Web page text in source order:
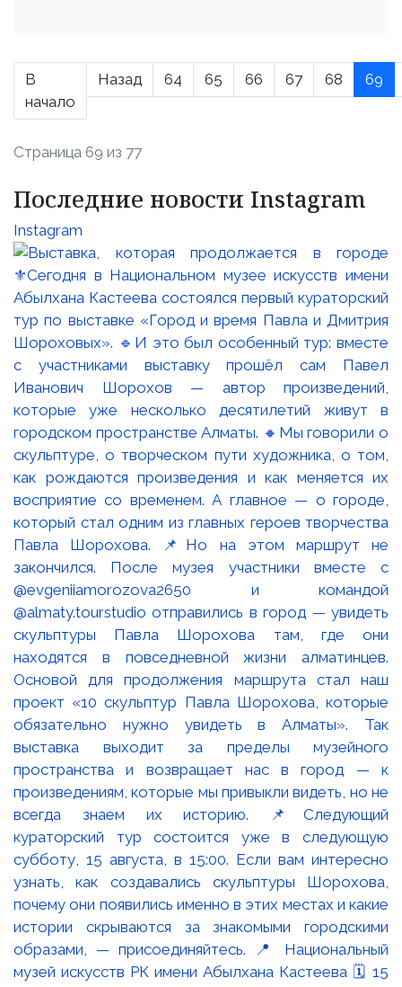
В
начало
Назад 64 65 66 67 68 69
Страница 69 из 77
Последние новости Instagram
Instagram